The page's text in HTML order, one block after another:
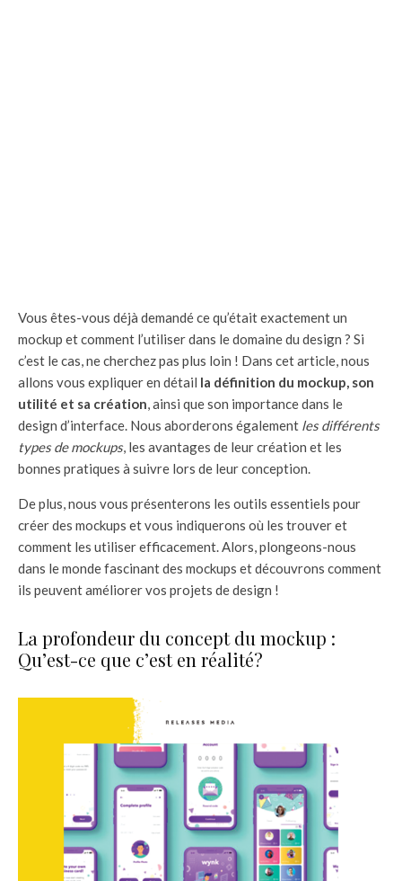
Vous êtes-vous déjà demandé ce qu’était exactement un
mockup et comment l’utiliser dans le domaine du design ? Si
c’est le cas, ne cherchez pas plus loin ! Dans cet article, nous
allons vous expliquer en détail la définition du mockup, son
utilité et sa création, ainsi que son importance dans le
design d’interface. Nous aborderons également les différents
types de mockups, les avantages de leur création et les
bonnes pratiques à suivre lors de leur conception.
De plus, nous vous présenterons les outils essentiels pour
créer des mockups et vous indiquerons où les trouver et
comment les utiliser efficacement. Alors, plongeons-nous
dans le monde fascinant des mockups et découvrons comment
ils peuvent améliorer vos projets de design !
La profondeur du concept du mockup :
Qu’est-ce que c’est en réalité?